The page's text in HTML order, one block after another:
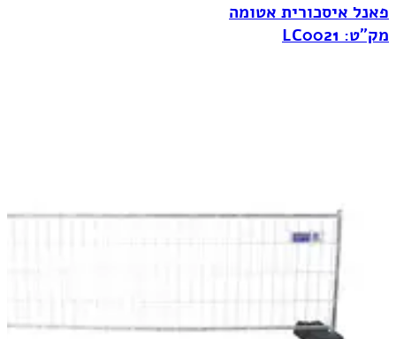
פאנל איסכורית אטומה
מק"ט: LC0021